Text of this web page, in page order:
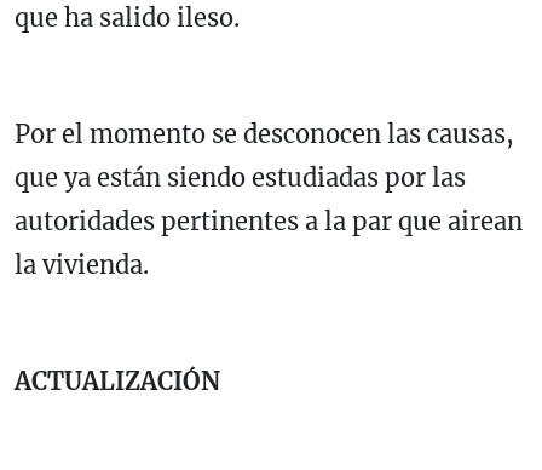
que ha salido ileso.
Por el momento se desconocen las causas,
que ya están siendo estudiadas por las
autoridades pertinentes a la par que airean
la vivienda.
ACTUALIZACIÓN